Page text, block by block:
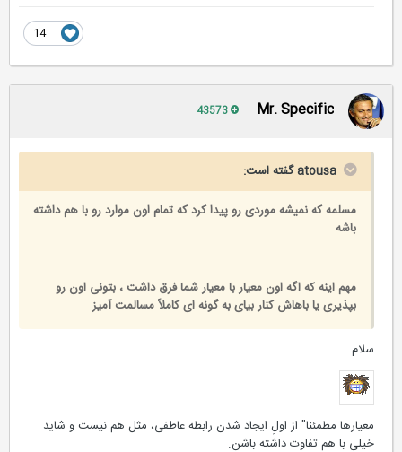
Mr. Specific
atousa گفته است:
مسلمه که نمیشه موردی رو پیدا کرد که تمام اون موارد رو با هم داشته
باشه
مهم اینه که اگه اون معیار با معیار شما فرق داشت ، بتونی اون رو
بپذیری یا باهاش کنار بیای به گونه ای کاملاً مسالمت آمیز
سلام
معیارها مطمئنا" از اولِ ایجاد شدن رابطه عاطفی، مثل هم نیست و شاید
خیلی با هم تفاوت داشته باشن.